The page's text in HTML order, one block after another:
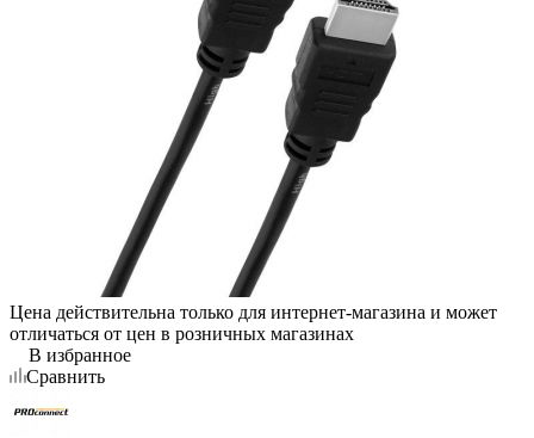
Цена действительна только для интернет-магазина и может
отличаться от цен в розничных магазинах
В избранное
Сравнить